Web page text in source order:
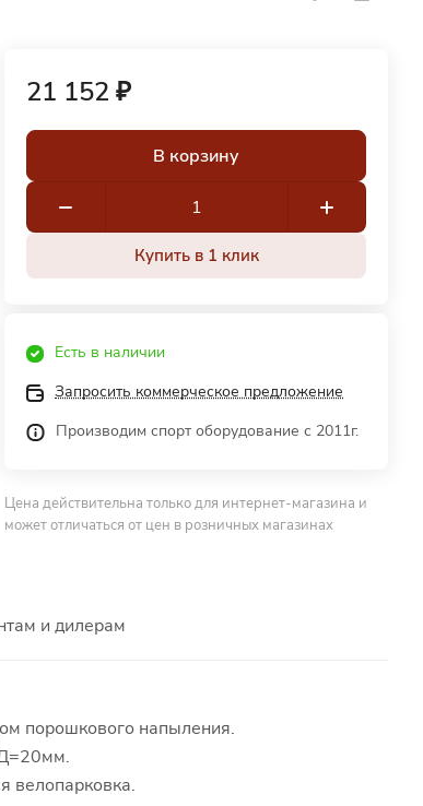
21 152 ₽
В корзину
Купить в 1 клик
Есть в наличии
Запросить коммерческое предложение
Производим спорт оборудование с 2011г.
Цена действительна только для интернет-магазина и
может отличаться от цен в розничных магазинах
и дилерам
порошкового напыления.
велопарковка.